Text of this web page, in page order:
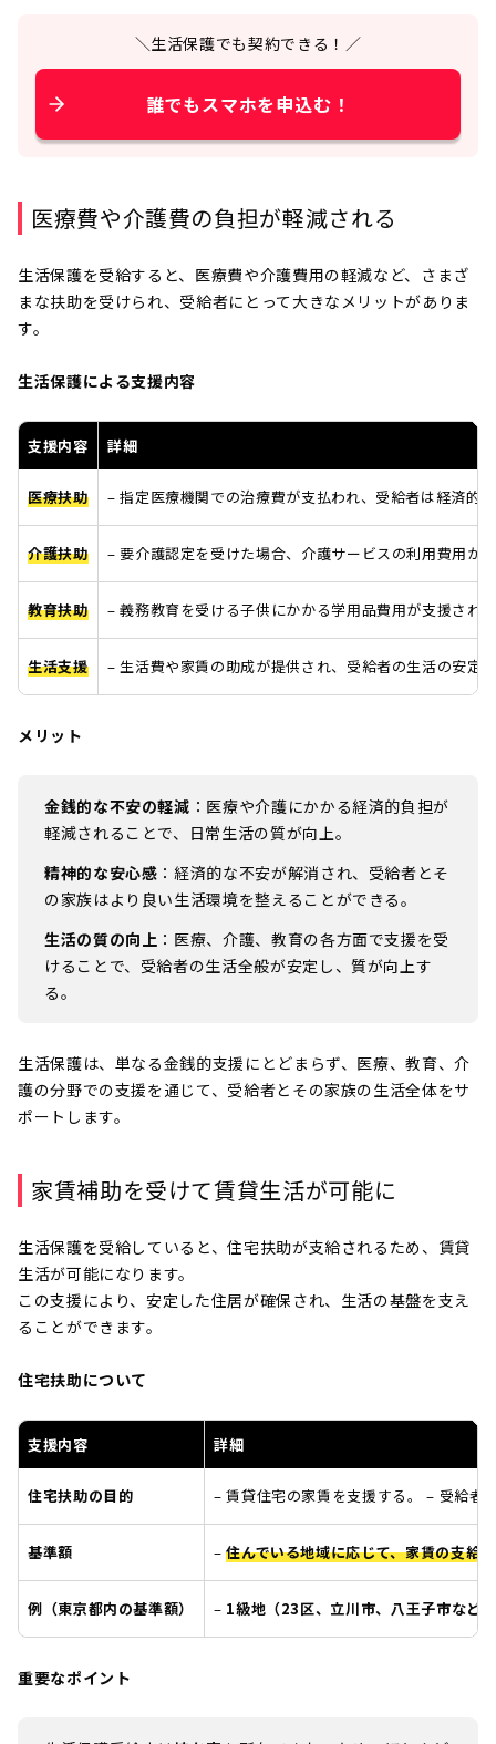
＼生活保護でも契約できる！／
誰でもスマホを申込む！
医療費や介護費の負担が軽減される
生活保護を受給すると、医療費や介護費用の軽減など、さまざ
まな扶助を受けられ、受給者にとって大きなメリットがありま
す。
生活保護による支援内容
支援内容 詳細
医療扶助 – 指定医療機関での治療費が支払われ、受給者は経済的
介護扶助 – 要介護認定を受けた場合、介護サービスの利用費用が
教育扶助 – 義務教育を受ける子供にかかる学用品費用が支援され
生活支援 – 生活費や家賃の助成が提供され、受給者の生活の安定
メリット
金銭的な不安の軽減 ：医療や介護にかかる経済的負担が
軽減されることで、日常生活の質が向上。
精神的な安心感 ：経済的な不安が解消され、受給者とそ
の家族はより良い生活環境を整えることができる。
生活の質の向上 ：医療、介護、教育の各方面で支援を受
けることで、受給者の生活全般が安定し、質が向上す
る。
生活保護は、単なる金銭的支援にとどまらず、医療、教育、介
護の分野での支援を通じて、受給者とその家族の生活全体をサ
ポートします。
家賃補助を受けて賃貸生活が可能に
生活保護を受給していると、住宅扶助が支給されるため、賃貸
生活が可能になります。
この支援により、安定した住居が確保され、生活の基盤を支え
ることができます。
住宅扶助について
支援内容 詳細
住宅扶助の目的 – 賃貸住宅の家賃を支援する。 – 受給者
基準額 –住んでいる地域に応じて、家賃の支給
例（東京都内の基準額） – 1級地（23区、立川市、八王子市など）
重要なポイント